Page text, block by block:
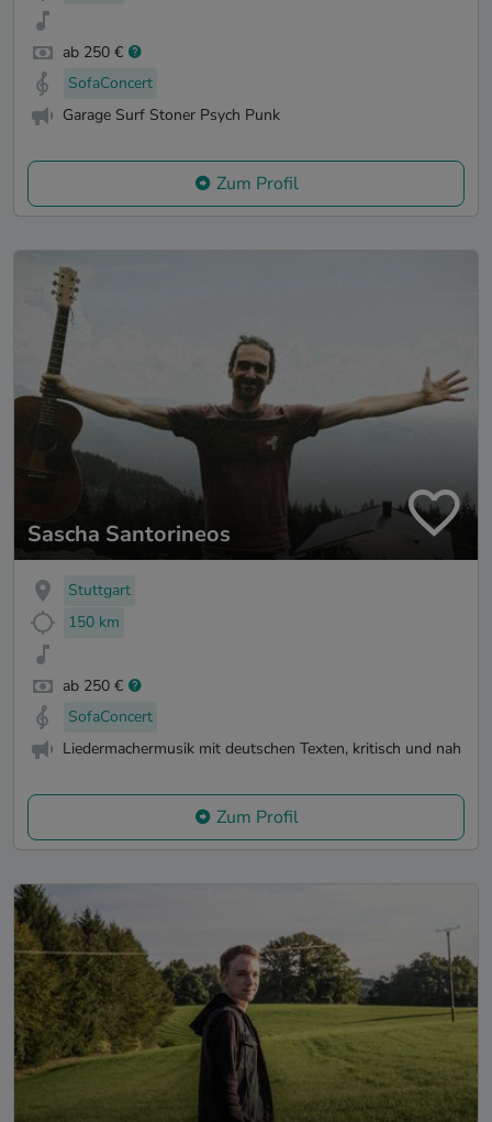
ab 250 €
SofaConcert
Garage Surf Stoner Psych Punk
Zum Profil
Sascha Santorineos
Stuttgart
150 km
ab 250 €
SofaConcert
Liedermachermusik mit deutschen Texten, kritisch und nah
Zum Profil